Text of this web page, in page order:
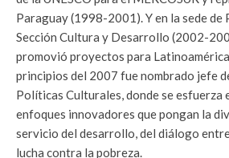
Paraguay (1998-2001). Y en la sede de
Sección Cultura y Desarrollo (2002-
promovió proyectos para
principios del 2007 fue nombrado jefe
Políticas Culturales, donde se esfuerza
enfoques innovadores que pongan la
servicio del desarrollo, del diálogo
lucha contra la pobreza.